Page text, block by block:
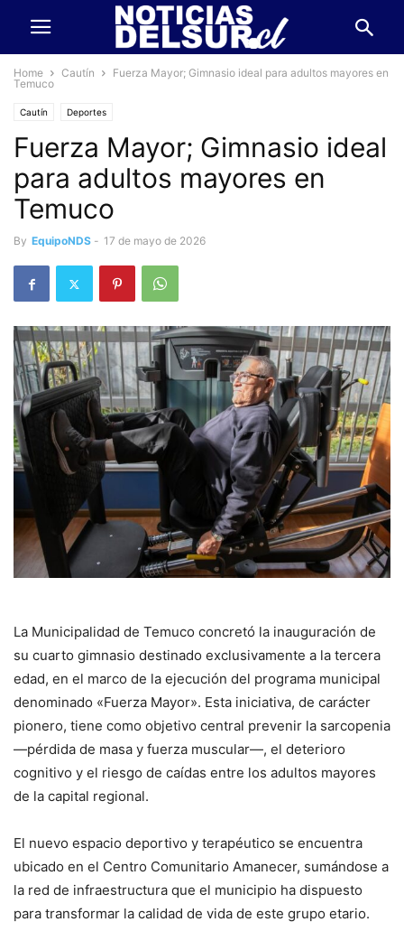
Home Cautín
Fuerza Mayor; Gimnasio ideal para adultos mayores en
Temuco
Cautín Deportes
Fuerza Mayor; Gimnasio ideal
para adultos mayores en
Temuco
By EquipoNDS - 17 de mayo de 2026
La Municipalidad de Temuco concretó la inauguración de
su cuarto gimnasio destinado exclusivamente a la tercera
edad, en el marco de la ejecución del programa municipal
denominado «Fuerza Mayor». Esta iniciativa, de carácter
pionero, tiene como objetivo central prevenir la sarcopenia
—pérdida de masa y fuerza muscular—, el deterioro
cognitivo y el riesgo de caídas entre los adultos mayores
de la capital regional.
El nuevo espacio deportivo y terapéutico se encuentra
ubicado en el Centro Comunitario Amanecer, sumándose a
la red de infraestructura que el municipio ha dispuesto
para transformar la calidad de vida de este grupo etario.